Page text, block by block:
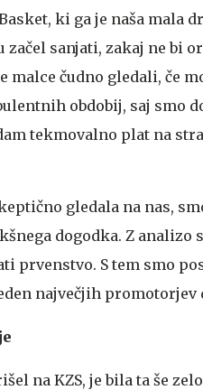
ki ga je naša mala
začel sanjati, zakaj ne bi
malce čudno gledali, če
obdobij, saj smo
tekmovalno plat na
gledala na nas,
dogodka. Z analizo
prvenstvo. S tem smo
največjih promotorjev
na KZS, je bila ta še